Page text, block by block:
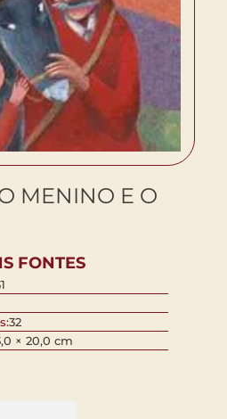
MENINO E O
FONTES
32
× 20,0 cm